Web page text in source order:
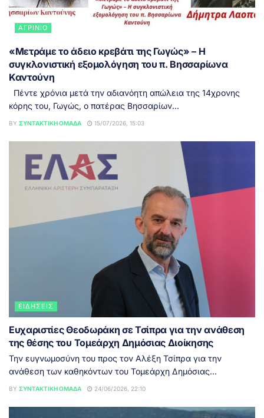
ΑΓΡΊΝΙΟ
«Μετράμε το άδειο κρεβάτι της Γωγώς» – Η
συγκλονιστική εξομολόγηση του π. Βησσαρίωνα
Καντούνη
Πέντε χρόνια μετά την αδιανόητη απώλεια της 14χρονης
κόρης του, Γωγώς, ο πατέρας Βησσαρίων...
BY ΣΥΝΤΑΚΤΙΚΉ ΟΜΆΔΑ 15/07/2026, 15:03
ΕΙΔΉΣΕΙΣ
Ευχαριστίες Θεοδωράκη σε Τσίπρα για την ανάθεση
της θέσης του Τομεάρχη Δημόσιας Διοίκησης
Την ευγνωμοσύνη του προς τον Αλέξη Τσίπρα για την
ανάθεση των καθηκόντων του Τομεάρχη Δημόσιας...
BY ΣΥΝΤΑΚΤΙΚΉ ΟΜΆΔΑ 24/06/2026, 22:10